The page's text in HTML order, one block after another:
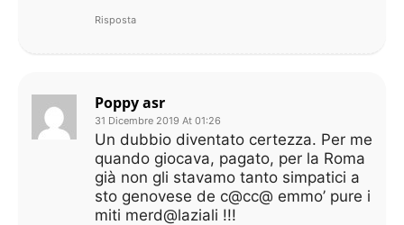
Risposta
Poppy asr
31 Dicembre 2019 At 01:26
Un dubbio diventato certezza. Per me
quando giocava, pagato, per la Roma
già non gli stavamo tanto simpatici a
sto genovese de c@cc@ emmo’ pure i
miti merd@laziali !!!